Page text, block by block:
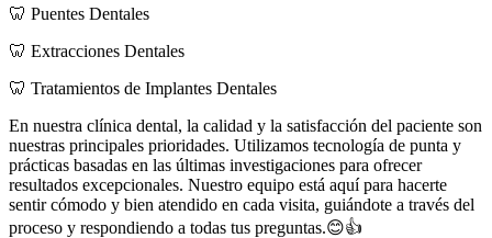
🦷 Puentes Dentales
🦷 Extracciones Dentales
🦷 Tratamientos de Implantes Dentales
En nuestra clínica dental, la calidad y la satisfacción del paciente son
nuestras principales prioridades. Utilizamos tecnología de punta y
prácticas basadas en las últimas investigaciones para ofrecer
resultados excepcionales. Nuestro equipo está aquí para hacerte
sentir cómodo y bien atendido en cada visita, guiándote a través del
proceso y respondiendo a todas tus preguntas.😊👍